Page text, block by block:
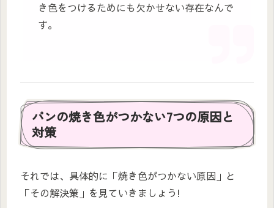
き色をつけるためにも欠かせない存在なんで
す。
パンの焼き色がつかない7つの原因と
対策
それでは、具体的に「焼き色がつかない原因」と
「その解決策」を見ていきましょう!